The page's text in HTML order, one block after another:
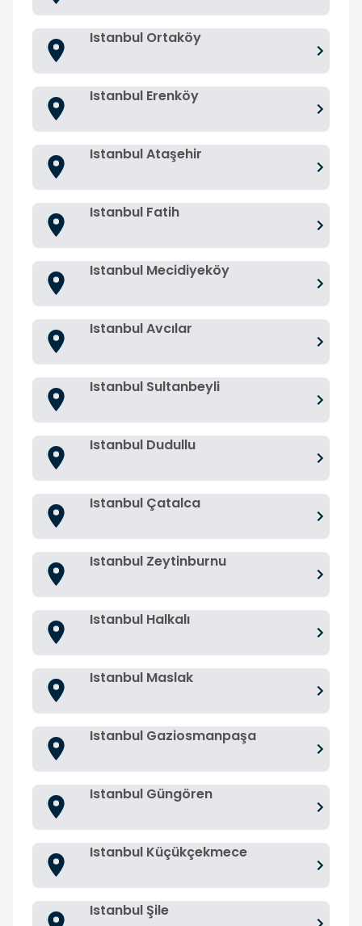
Istanbul Ortaköy
Istanbul Erenköy
Istanbul Ataşehir
Istanbul Fatih
Istanbul Mecidiyeköy
Istanbul Avcılar
Istanbul Sultanbeyli
Istanbul Dudullu
Istanbul Çatalca
Istanbul Zeytinburnu
Istanbul Halkalı
Istanbul Maslak
Istanbul Gaziosmanpaşa
Istanbul Güngören
Istanbul Küçükçekmece
Istanbul Şile